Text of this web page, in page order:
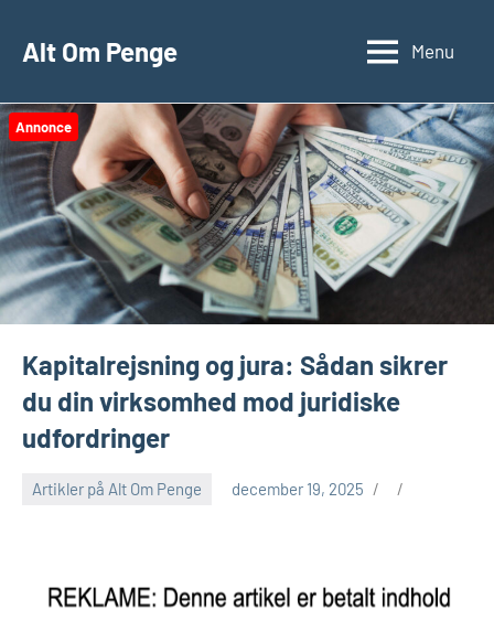
Alt Om Penge Menu
Annonce
Kapitalrejsning og jura: Sådan sikrer
du din virksomhed mod juridiske
udfordringer
Artikler på Alt Om Penge december 19, 2025